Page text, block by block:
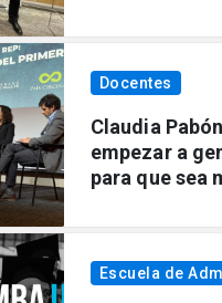
Docentes
Claudia
empezar a
para que sea
Escuela de